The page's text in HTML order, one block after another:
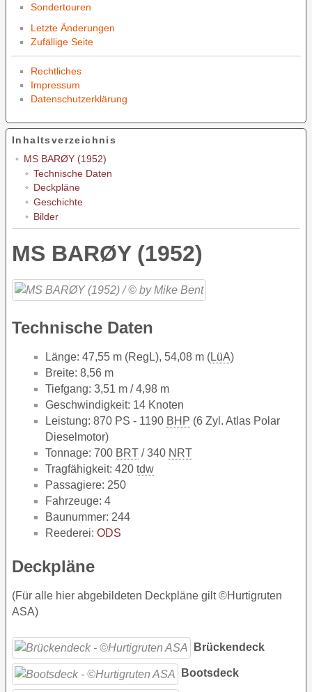
Sondertouren
Letzte Änderungen
Zufällige Seite
Rechtliches
Impressum
Datenschutzerklärung
Inhaltsverzeichnis
MS BARØY (1952)
Technische Daten
Deckpläne
Geschichte
Bilder
MS BARØY (1952)
Technische Daten
Länge: 47,55 m (RegL), 54,08 m (LüA)
Breite: 8,56 m
Tiefgang: 3,51 m / 4,98 m
Geschwindigkeit: 14 Knoten
Leistung: 870 PS - 1190 BHP (6 Zyl. Atlas Polar
Dieselmotor)
Tonnage: 700 BRT / 340 NRT
Tragfähigkeit: 420 tdw
Passagiere: 250
Fahrzeuge: 4
Baunummer: 244
Reederei: ODS
Deckpläne
(Für alle hier abgebildeten Deckpläne gilt ©Hurtigruten
ASA)
Brückendeck
Bootsdeck